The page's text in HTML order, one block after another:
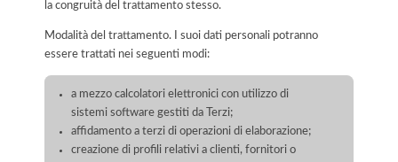
la congruità del trattamento stesso.
Modalità del trattamento. I suoi dati personali potranno
essere trattati nei seguenti modi:
a mezzo calcolatori elettronici con utilizzo di
sistemi software gestiti da Terzi;
affidamento a terzi di operazioni di elaborazione;
creazione di profili relativi a clienti, fornitori o